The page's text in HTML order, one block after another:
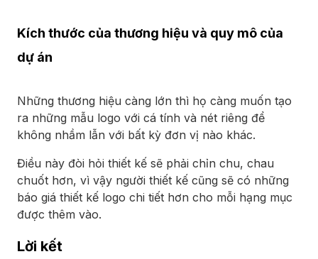
Kích thước của thương hiệu và quy mô của
dự án
Những thương hiệu càng lớn thì họ càng muốn tạo
ra những mẫu logo với cá tính và nét riêng để
không nhầm lẫn với bất kỳ đơn vị nào khác.
Điều này đòi hỏi thiết kế sẽ phải chỉn chu, chau
chuốt hơn, vì vậy người thiết kế cũng sẽ có những
báo giá thiết kế logo chi tiết hơn cho mỗi hạng mục
được thêm vào.
Lời kết